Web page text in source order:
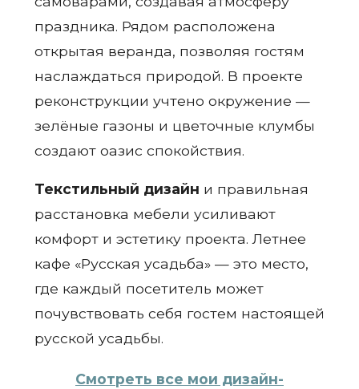
праздника. Рядом расположена
открытая веранда, позволяя гостям
наслаждаться природой. В проекте
реконструкции учтено окружение —
зелёные газоны и цветочные клумбы
создают оазис спокойствия.
Текстильный дизайн и правильная
расстановка мебели усиливают
комфорт и эстетику проекта. Летнее
кафе «Русская усадьба» — это место,
где каждый посетитель может
почувствовать себя гостем настоящей
русской усадьбы.
Смотреть все мои дизайн-